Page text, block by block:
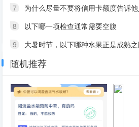
7
为什么尽量不要将信用卡额度告诉他
8
以下哪一项检查通常需要空腹
9
大暑时节，以下哪种水果正是成熟
10 手机快充主要采用哪种方式提升充电
随机推荐